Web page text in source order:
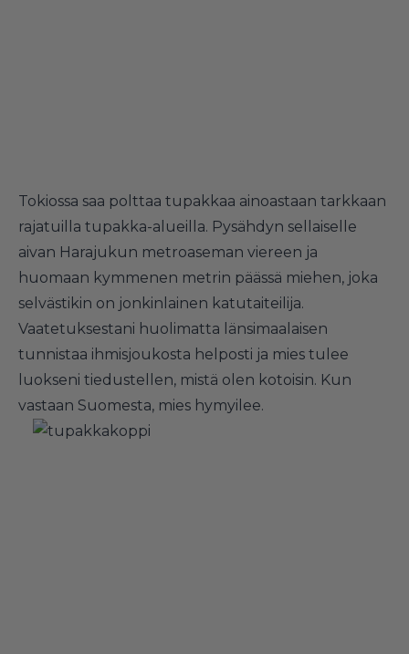
Tokiossa saa polttaa tupakkaa ainoastaan tarkkaan
rajatuilla tupakka-alueilla. Pysähdyn sellaiselle
aivan Harajukun metroaseman viereen ja
huomaan kymmenen metrin päässä miehen, joka
selvästikin on jonkinlainen katutaiteilija.
Vaatetuksestani huolimatta länsimaalaisen
tunnistaa ihmisjoukosta helposti ja mies tulee
luokseni tiedustellen, mistä olen kotoisin. Kun
vastaan Suomesta, mies hymyilee.